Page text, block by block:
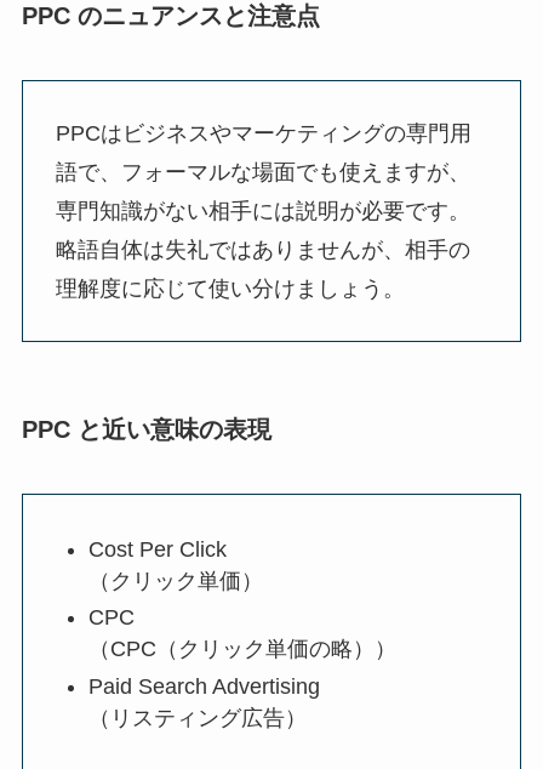
PPC のニュアンスと注意点
PPCはビジネスやマーケティングの専門用
語で、フォーマルな場面でも使えますが、
専門知識がない相手には説明が必要です。
略語自体は失礼ではありませんが、相手の
理解度に応じて使い分けましょう。
PPC と近い意味の表現
Cost Per Click
（クリック単価）
CPC
（CPC（クリック単価の略））
Paid Search Advertising
（リスティング広告）